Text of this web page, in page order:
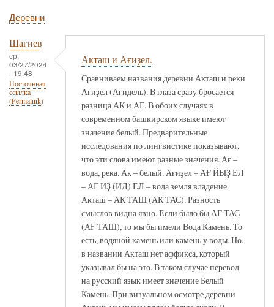
Деревни
Шагиев
ср,
03/27/2024
- 19:48
Постоянная
ссылка
(Permalink)
Акташ и Ағиҙел.
Сравниваем названия деревни Акташ и реки
Ағиҙел (Агидель). В глаза сразу бросается
разница АК и АҒ. В обоих случаях в
современном башкирском языке имеют
значение белый. Предварительные
исследования по лингвистике показывают,
что эти слова имеют разные значения. Ағ –
вода, река. Ак – белый. Ағиҙел – АҒ ЙЫҘ ЕЛ
– АҒ ИҘ (ИД) ЕЛ – вода земля владение.
Акташ – АК ТАШ (АК ТАС). Разность
смыслов видна явно. Если было бы АҒ ТАС
(АҒ ТАШ), то мы бы имели Вода Камень. То
есть, водяной камень или камень у воды. Но,
в названии Акташ нет аффикса, который
указывал бы на это. В таком случае перевод
на русский язык имеет значение Белый
Камень. При визуальном осмотре деревни